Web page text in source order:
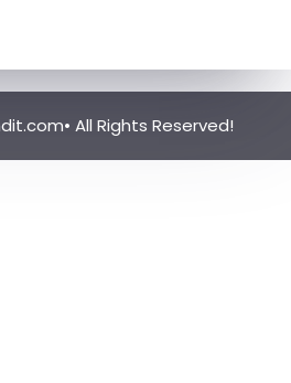
All Rights Reserved!